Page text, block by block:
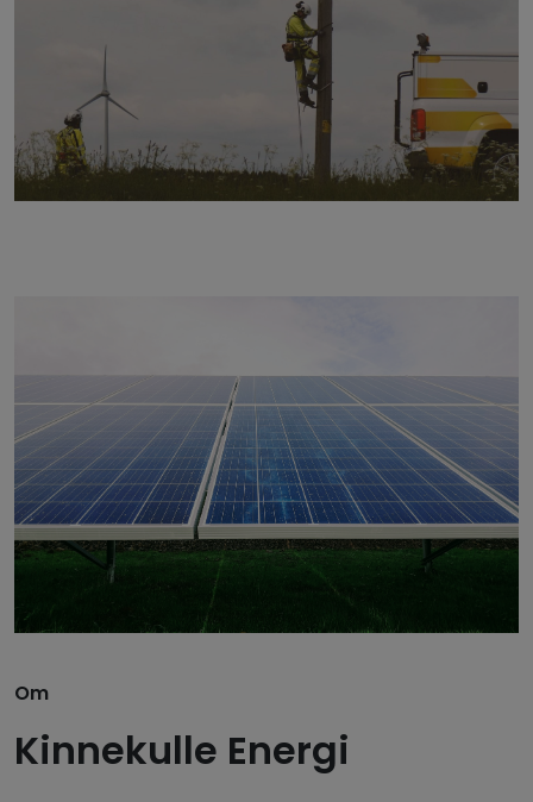
Om
Kinnekulle Energi